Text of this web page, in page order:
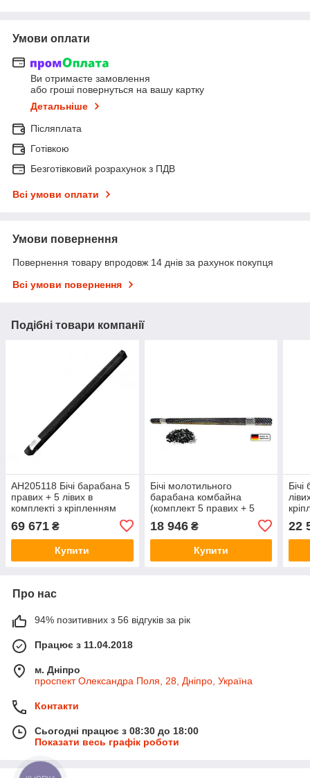
Умови оплати
Ви отримаєте замовлення
або гроші повернуться на вашу картку
Детальніше
Післяплата
Готівкою
Безготівковий розрахунок з ПДВ
Всі умови оплати
Умови повернення
Повернення товару впродовж 14 днів за рахунок покупця
Всі умови повернення
Подібні товари компанії
AH205118 Бічі барабана 5
правих + 5 лівих в
комплекті з кріпленням
(AH205117+AH205118 ,
V12068) JD9500 CTS
AH205118
69 671 ₴
Купити
Бічі молотильного
барабана комбайна
(комплект 5 правих + 5
AZ47216 John Deere
18 946₴
Купити
22
Про нас
94% позитивних з 56 відгуків за рік
Працює з 11.04.2018
м. Дніпро
проспект Олександра Поля, 28, Дніпро, Україна
Контакти
Сьогодні працює з 08:30 до 18:00
Показати весь графік роботи